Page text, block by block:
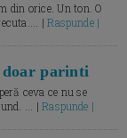
din orice. Un ton. O
|Raspunde |
doar parinti
ceva ce nu se
... |Raspunde |